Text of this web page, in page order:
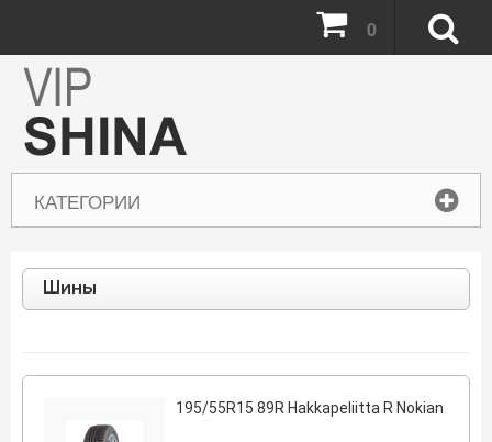
КАТЕГОРИИ
0
Шины
195/55R15 89R Hakkapeliitta R Nokian